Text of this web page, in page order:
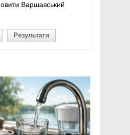
Варшавський
Результати